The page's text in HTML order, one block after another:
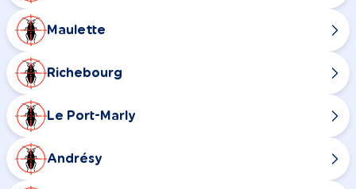
Maulette
Richebourg
Le Port-Marly
Andrésy